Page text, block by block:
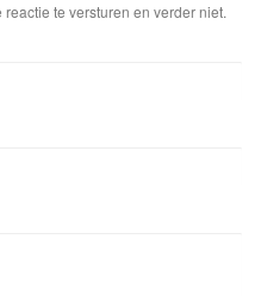
te versturen en verder niet.